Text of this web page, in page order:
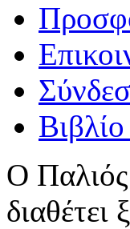
Ο
διαθέτει